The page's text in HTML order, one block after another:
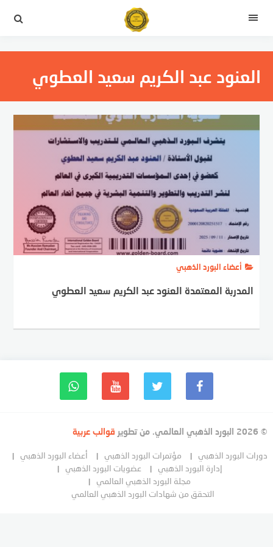
القائمة
العنود عبد الكريم سعيد العطوي
أعضاء البورد الذهبي
المدربة المعتمدة العنود عبد الكريم سعيد العطوي
© 2026 البورد الذهبي العالمي. من تطوير قوالب عربية
دورات البورد الذهبي مؤتمرات البورد الذهبي
أعضاء البورد الذهبي
إدارة البورد الذهبي
عضويات البورد الذهبي
مجلة البورد الذهبي العالمي
التحقق من شهادات البورد الذهبي العالمي